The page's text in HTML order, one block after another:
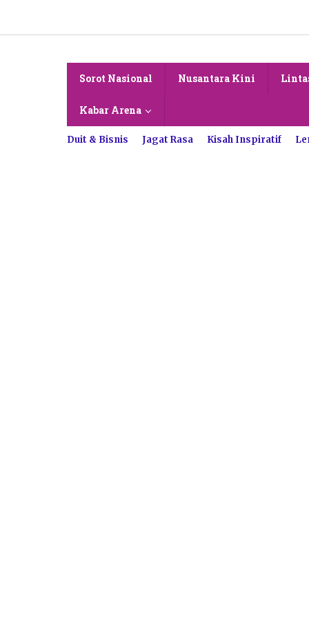
konten
Sorot Nasional Nusantara Kini
Kabar Arena
Duit & Bisnis Jagat Rasa Kisah Inspiratif